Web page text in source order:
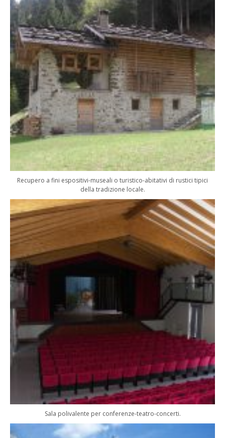
Recupero a fini espositivi-museali o turistico-abitativi di rustici tipici
della tradizione locale.
Sala polivalente per conferenze-teatro-concerti.